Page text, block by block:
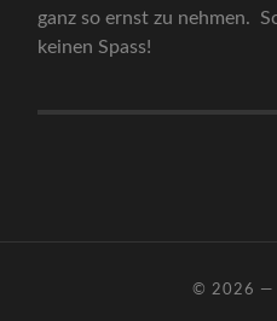
ganz so ernst zu nehmen.
keinen Spass!
© 2026 —